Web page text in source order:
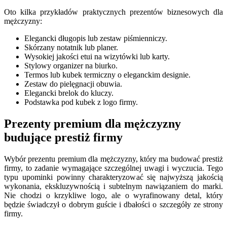
Oto kilka przykładów praktycznych prezentów biznesowych dla
mężczyzny:
Elegancki długopis lub zestaw piśmienniczy.
Skórzany notatnik lub planer.
Wysokiej jakości etui na wizytówki lub karty.
Stylowy organizer na biurko.
Termos lub kubek termiczny o eleganckim designie.
Zestaw do pielęgnacji obuwia.
Elegancki brelok do kluczy.
Podstawka pod kubek z logo firmy.
Prezenty premium dla mężczyzny
budujące prestiż firmy
Wybór prezentu premium dla mężczyzny, który ma budować prestiż
firmy, to zadanie wymagające szczególnej uwagi i wyczucia. Tego
typu upominki powinny charakteryzować się najwyższą jakością
wykonania, ekskluzywnością i subtelnym nawiązaniem do marki.
Nie chodzi o krzykliwe logo, ale o wyrafinowany detal, który
będzie świadczył o dobrym guście i dbałości o szczegóły ze strony
firmy.